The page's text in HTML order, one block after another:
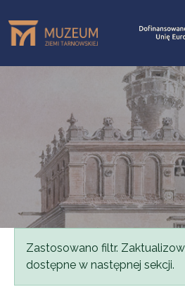
Status message
Zastosowano filtr.
dostępne w następnej sekcji.